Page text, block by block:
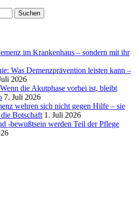
im Krankenhaus – sondern mit ihr
Was Demenzprävention leisten kann –
2026
die Akutphase vorbei ist, bleibt
7. Juli 2026
wehren sich nicht gegen Hilfe – sie
Botschaft 1. Juli 2026
-bewußtsein werden Teil der Pflege